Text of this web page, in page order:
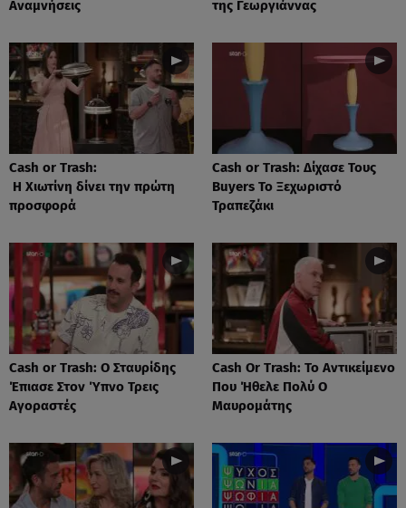
Αναμνήσεις
της Γεωργιάννας
Cash or Trash:
Η Χιωτίνη δίνει την πρώτη
προσφορά
Cash or Trash: Δίχασε Τους
Buyers Το Ξεχωριστό
Τραπεζάκι
Cash or Trash: Ο Σταυρίδης
Έπιασε Στον Ύπνο Τρεις
Αγοραστές
Cash Or Trash: Το Αντικείμενο
Που Ήθελε Πολύ Ο
Μαυρομάτης